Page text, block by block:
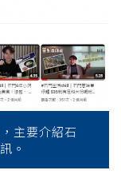
主要介紹石
。